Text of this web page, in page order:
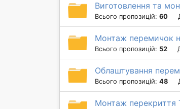
Виготовлення та
Всього пропозицій: 60
Монтаж перемичок
Всього пропозицій: 52
Облаштування
Всього пропозицій: 48
Монтаж перекриття